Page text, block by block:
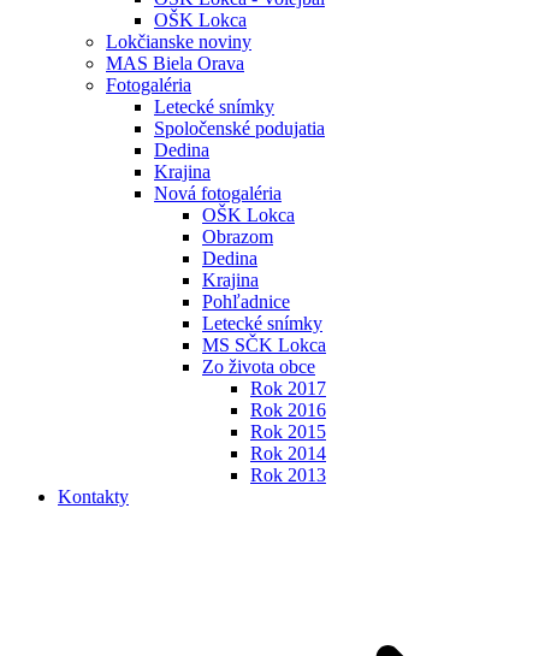
OŠK Lokca
Lokčianske noviny
MAS Biela Orava
Fotogaléria
Letecké snímky
Spoločenské podujatia
Dedina
Krajina
Nová fotogaléria
OŠK Lokca
Obrazom
Dedina
Krajina
Pohľadnice
Letecké snímky
MS SČK Lokca
Zo života obce
Rok 2017
Rok 2016
Rok 2015
Rok 2014
Rok 2013
Kontakty